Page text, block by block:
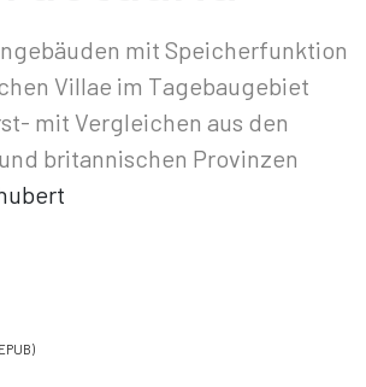
mit Speicherfunktion
Villae im Tagebaugebiet
mit Vergleichen aus den
britannischen Provinzen